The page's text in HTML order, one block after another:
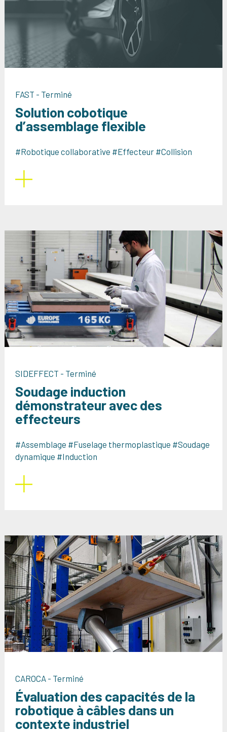
FAST - Terminé
Solution cobotique
d’assemblage flexible
#Robotique collaborative #Effecteur #Collision
SIDEFFECT - Terminé
Soudage induction
démonstrateur avec des
effecteurs
#Assemblage #Fuselage thermoplastique #Soudage
dynamique #Induction
CAROCA - Terminé
Évaluation des capacités de la
robotique à câbles dans un
contexte industriel